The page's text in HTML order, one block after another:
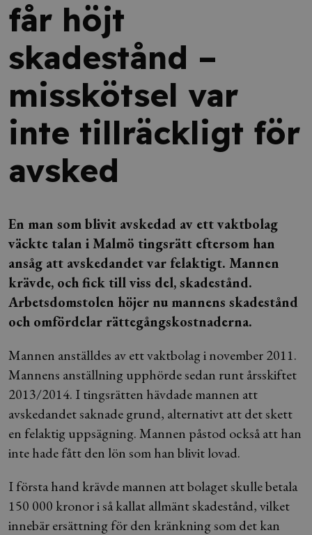
får höjt
skadestånd –
misskötsel var
inte tillräckligt för
avsked
En man som blivit avskedad av ett vaktbolag
väckte talan i Malmö tingsrätt eftersom han
ansåg att avskedandet var felaktigt. Mannen
krävde, och fick till viss del, skadestånd.
Arbetsdomstolen höjer nu mannens skadestånd
och omfördelar rättegångskostnaderna.
Mannen anställdes av ett vaktbolag i november 2011.
Mannens anställning upphörde sedan runt årsskiftet
2013/2014. I tingsrätten hävdade mannen att
avskedandet saknade grund, alternativt att det skett
en felaktig uppsägning. Mannen påstod också att han
inte hade fått den lön som han blivit lovad.
I första hand krävde mannen att bolaget skulle betala
150 000 kronor i så kallat allmänt skadestånd, vilket
innebär ersättning för den kränkning som det kan